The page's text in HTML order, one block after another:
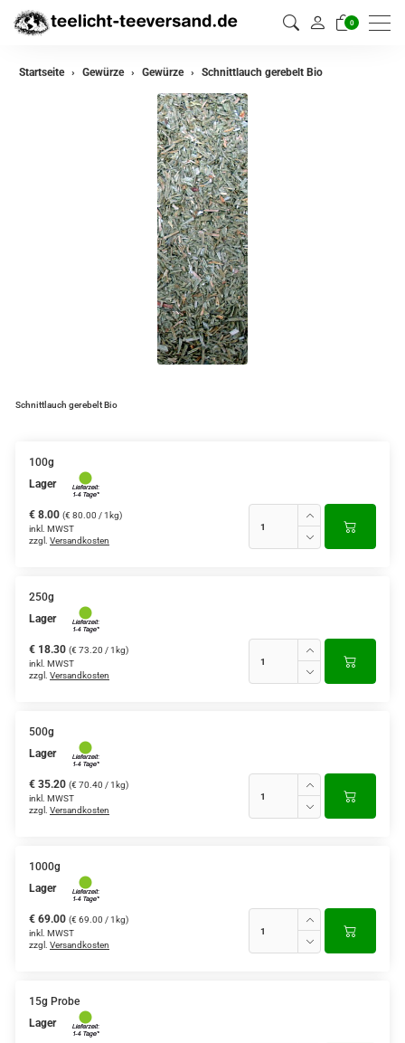
0
zurück
Startseite Gewürze Gewürze Schnittlauch gerebelt Bio
Schnittlauch gerebelt Bio
100g
Lager
€ 8.00 (€ 80.00 / 1kg)
inkl. MWST
zzgl. Versandkosten
250g
Lager
€ 18.30 (€ 73.20 / 1kg)
inkl. MWST
zzgl. Versandkosten
500g
Lager
€ 35.20 (€ 70.40 / 1kg)
inkl. MWST
zzgl. Versandkosten
1000g
Lager
€ 69.00 (€ 69.00 / 1kg)
inkl. MWST
zzgl. Versandkosten
15g Probe
Lager